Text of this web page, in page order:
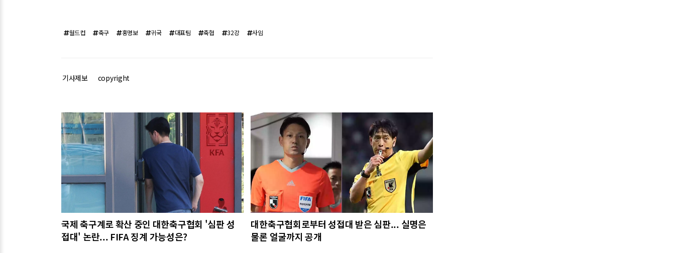
월드컵 축구 홍명보 귀국 대표팀 축협 32강 사임
기사제보 copyright
관련기사
국제 축구계로 확산 중인 대한축구협회 '심판 성
접대' 논란... FIFA 징계 가능성은?
대한축구협회로부터 성접대 받은 심판... 실명은
물론 얼굴까지 공개